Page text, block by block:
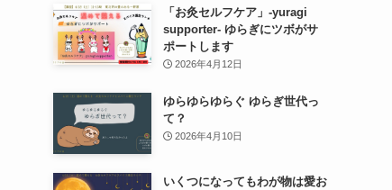
「お灸セルフケア」-yuragi
supporter- ゆらぎにツボがサ
ポートします
2026年4月12日
ゆらゆらゆらぐ ゆらぎ世代っ
て？
2026年4月10日
いくつになってもわが物は愛お